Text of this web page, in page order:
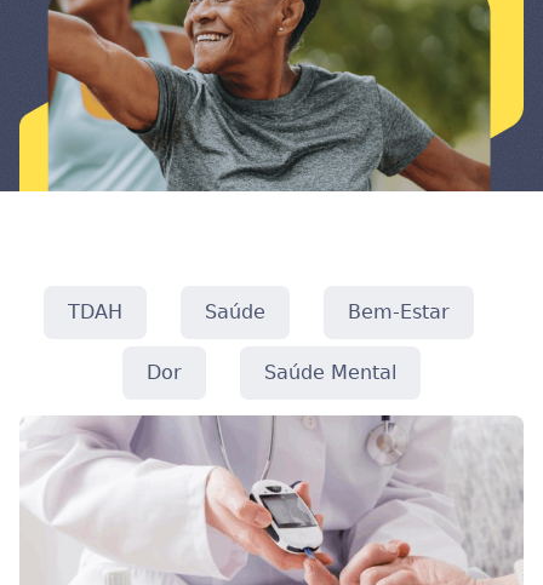
TDAH Saúde Bem-Estar
Dor Saúde Mental